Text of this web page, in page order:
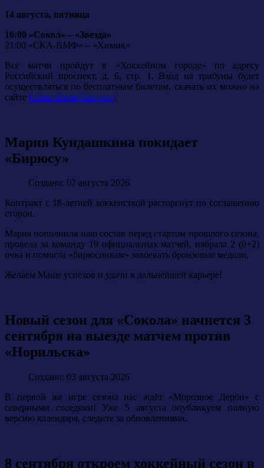
14 августа, пятница
16:00 «Сокол» – «Звезда»
21:00 «СКА-ВМФ» – «Химик»
Все матчи пройдут в «Хоккейном городе» по адресу
Российский проспект, д. 6, стр. 1. Вход на трибуны будет
осуществляться по бесплатным билетам, скачать их можно на
сайте tickets.ska.ru/#ska-vmf.
Мария Кундашкина покидает
«Бирюсу»
Создано: 07 августа 2026
Контракт с 18-летней хоккеисткой расторгнут по соглашению
сторон.
Мария пополнила наш состав перед стартом прошлого сезона,
провела за команду 19 официальных матчей, набрала 2 (0+2)
очка и помогла «бирюсинкам» завоевать бронзовые медали.
Желаем Маше успехов и удачи в дальнейшей карьере!
Новый сезон для «Сокола» начнется 3
сентября на выезде матчем против
«Норильска»
Создано: 03 августа 2026
В первой же игре сезона нас ждёт «Морозное Дерби» с
северными соседями! Уже 5 августа опубликуем полную
версию календаря, следите за обновлениями.
8 сентября откроем хоккейный сезон в